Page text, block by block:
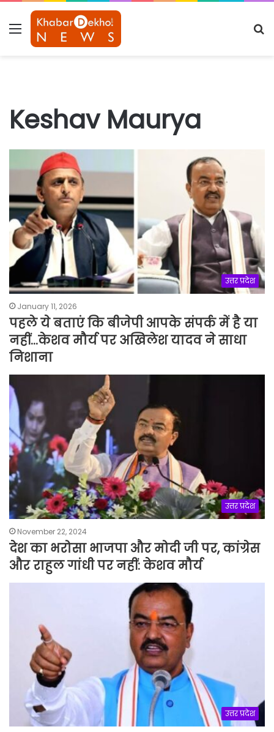
Menu
Keshav Maurya
उत्तर प्रदेश
January 11, 2026
पहले ये बताएं कि बीजेपी आपके संपर्क में है या
नहीं…केशव मौर्य पर अखिलेश यादव ने साधा
निशाना
उत्तर प्रदेश
November 22, 2024
देश का भरोसा भाजपा और मोदी जी पर, कांग्रेस
और राहुल गांधी पर नहीं: केशव मौर्य
उत्तर प्रदेश